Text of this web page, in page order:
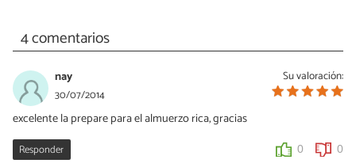
4 comentarios
Su valoración:
nay
30/07/2014
excelente la prepare para el almuerzo rica, gracias
Responder 0 0